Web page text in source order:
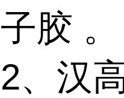
子胶 。
2、汉